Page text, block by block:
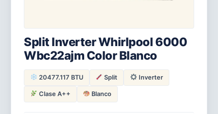
Split Inverter Whirlpool 6000
Wbc22ajm Color Blanco
20477.117 BTU Split Inverter
Clase A++ Blanco